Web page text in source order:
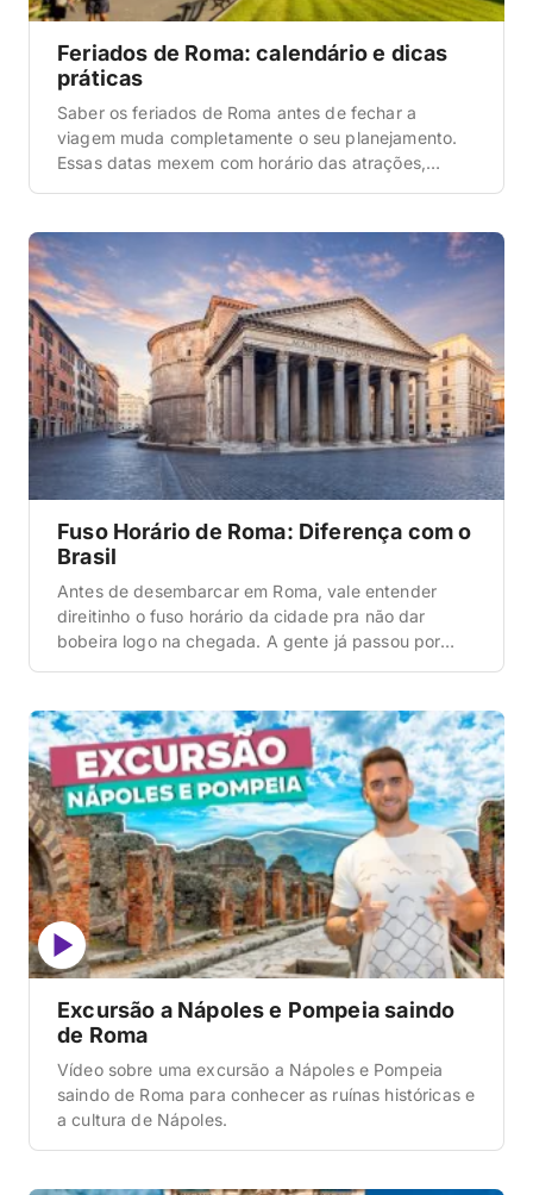
Feriados de Roma: calendário e dicas
práticas
Saber os feriados de Roma antes de fechar a
viagem muda completamente o seu planejamento.
Essas datas mexem com horário das atrações,
corre o risco de chegar num dia 25 de dezembro e
descobrir que o Coliseu está […]
Fuso Horário de Roma: Diferença com o
Brasil
Antes de desembarcar em Roma, vale entender
direitinho o fuso horário da cidade pra não dar
bobeira logo na chegada. A gente já passou por
desligou. Saber a diferença de horas ajuda a
planejar melhor o roteiro […]
Excursão a Nápoles e Pompeia saindo
de Roma
Vídeo sobre uma excursão a Nápoles e Pompeia
saindo de Roma para conhecer as ruínas históricas e
a cultura de Nápoles.